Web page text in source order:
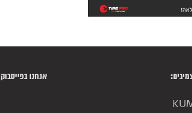
אנחנו בפייסבוק